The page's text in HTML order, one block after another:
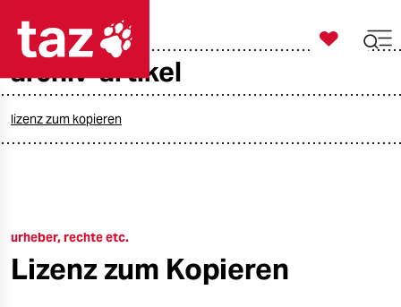
öko
gesellschaft

taz zahl ich
archiv-artikel
lizenz zum kopieren
urheber, rechte etc.
Lizenz zum Kopieren